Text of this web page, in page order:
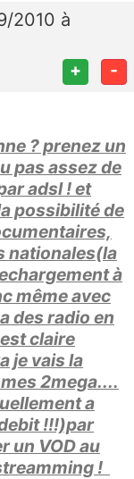
2010 à
+ -
? prenez un
pas assez de
adsl ! et
possibilité de
nationales(la
à
même avec
des radio en
claire
je vais la
2mega....
a
!!!)par
un VOD au
!